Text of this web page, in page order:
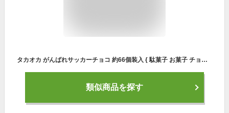
タカオカ がんばれサッカーチョコ 約66個装入 { 駄菓子 お菓子 チョコレート チョコ 大量 }{ 子供会 景品 お祭り くじ引き 縁日 販促 配布 夏祭り 幼稚園 保育園 問屋 }[23L22]
類似商品を探す